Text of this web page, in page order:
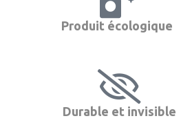
Produit écologique
Durable et invisible